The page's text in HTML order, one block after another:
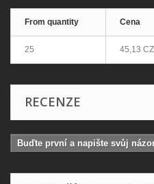
From quantity Cena
25 45,13
RECENZE
Buďte první a napište svůj